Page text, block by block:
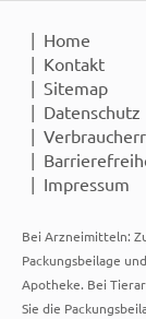
Home
Kontakt
Sitemap
Datenschutz
Impressum
Bei Arzneimitteln:
Packungsbeilage
Apotheke. Bei
Sie die